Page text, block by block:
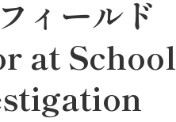
ィールド
at School